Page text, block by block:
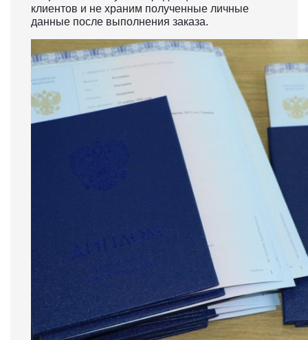
клиентов и не храним полученные личные
данные после выполнения заказа.